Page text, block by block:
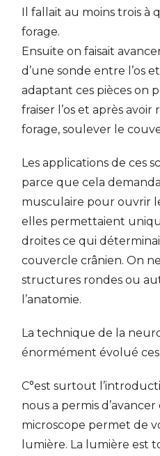
Il fallait au moins trois à
forage.
Ensuite on faisait
d’une sonde entre l’os
adaptant ces pièces on
fraiser l’os et après
forage, soulever le
Les applications de ces
parce que cela
musculaire pour ouvrir
elles permettaient
droites ce qui
couvercle crânien. On
structures rondes ou
l’anatomie.
La technique de la
énormément évolué
C°est surtout
nous a permis d’avancer
microscope permet de
lumière. La lumière est